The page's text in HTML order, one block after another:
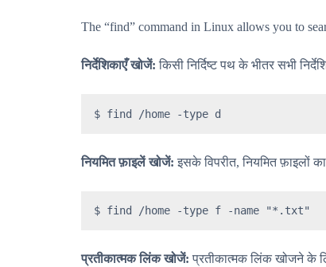
The “find” command in Linux allows you to
निर्देशिकाएँ खोजें: किसी निर्दिष्ट पथ के भीतर सभी
$ find /home -type d
नियमित फ़ाइलें खोजें: इसके विपरीत, नियमित फ़ाइलों
$ find /home -type f -name "*.txt"
प्रतीकात्मक लिंक खोजें: प्रतीकात्मक लिंक खोजने के